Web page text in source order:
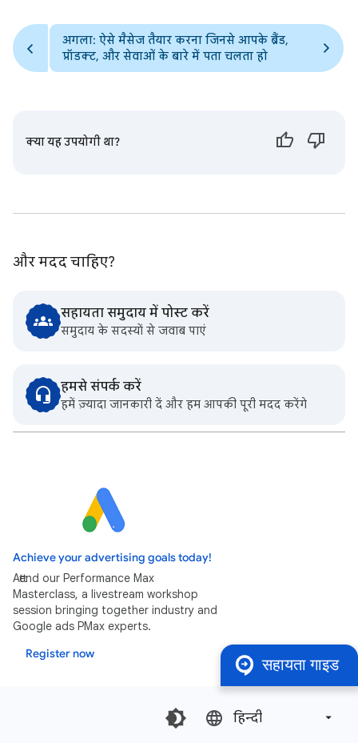
अगला: ऐसे मैसेज तैयार करना जिनसे आपके ब्रैंड,
प्रॉडक्ट, और सेवाओं के बारे में पता चलता हो
क्या यह उपयोगी था?
और मदद चाहिए?
सहायता समुदाय में पोस्ट करें
समुदाय के सदस्यों से जवाब पाएं
हमसे संपर्क करें
हमें ज़्यादा जानकारी दें और हम आपकी पूरी मदद करेंगे
Achieve your advertising goals today!
Attend our Performance Max
Masterclass, a livestream workshop
session bringing together industry and
Google ads PMax experts.
Register now
हिन्दी‎
सहायता गाइड